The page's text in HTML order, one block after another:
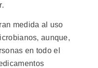
medida al uso
aunque,
en todo el